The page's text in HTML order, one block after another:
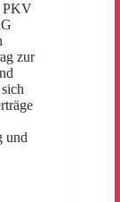
PKV
zur
und